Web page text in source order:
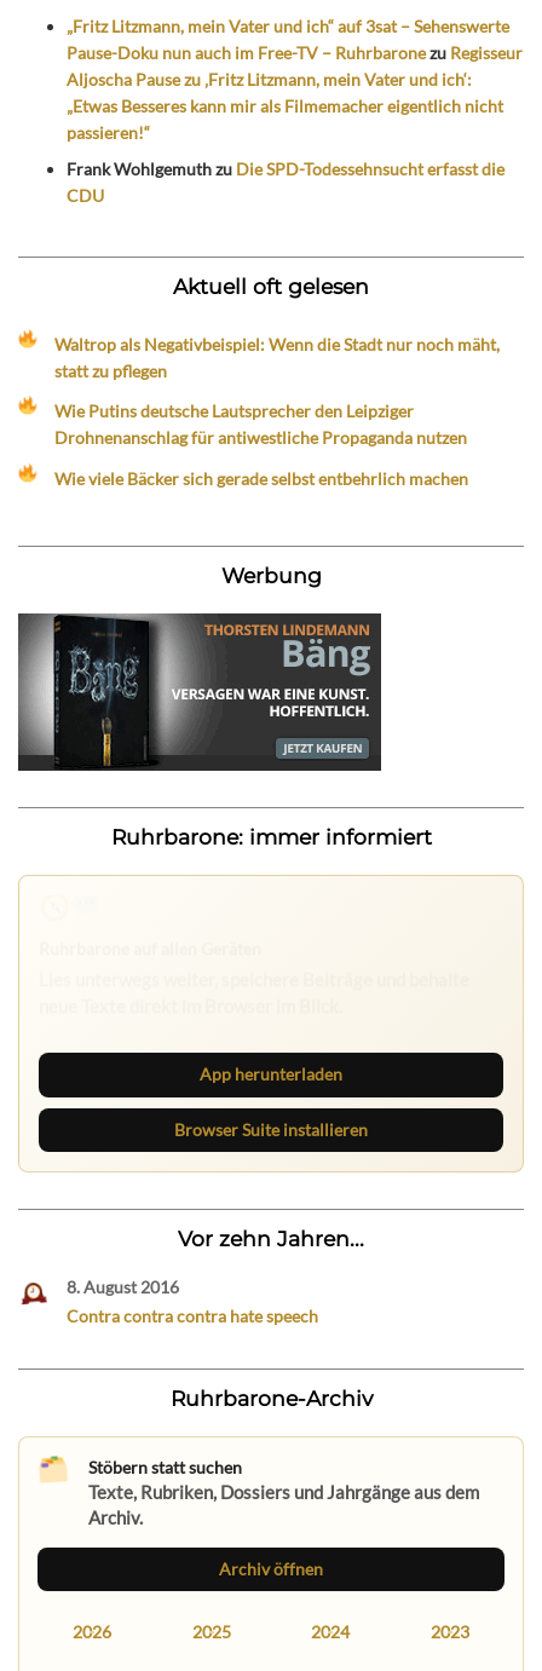
„Fritz Litzmann, mein Vater und ich“ auf 3sat – Sehenswerte
Pause-Doku nun auch im Free-TV – Ruhrbaronezu Regisseur
Aljoscha Pause zu ‚Fritz Litzmann, mein Vater und ich‘:
„Etwas Besseres kann mir als Filmemacher eigentlich nicht
passieren!“
Frank Wohlgemuthzu Die SPD-Todessehnsucht erfasst die
CDU
Aktuell oft gelesen
Waltrop als Negativbeispiel: Wenn die Stadt nur noch mäht,
statt zu pflegen
Wie Putins deutsche Lautsprecher den Leipziger
Drohnenanschlag für antiwestliche Propaganda nutzen
Wie viele Bäcker sich gerade selbst entbehrlich machen
Werbung
Ruhrbarone: immer informiert
App herunterladen
Browser Suite installieren
Vor zehn Jahren...
8. August 2016
Contra contra contra hate speech
Ruhrbarone-Archiv
Stöbern statt suchen
Texte, Rubriken, Dossiers und Jahrgänge aus dem
Archiv.
Archiv öffnen
2026 2025 2024 2023